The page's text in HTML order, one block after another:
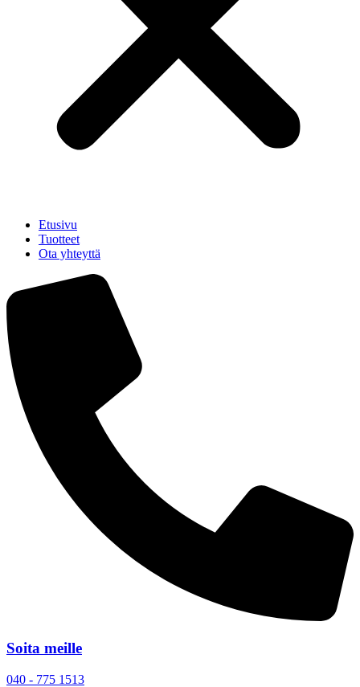
Etusivu
Tuotteet
Ota yhteyttä
Soita meille
040 - 775 1513